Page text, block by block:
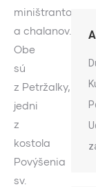
miništrantov
a chalanov.
Obe
sú
z Petržalky,
jedni
z
kostola
Povýšenia
sv.